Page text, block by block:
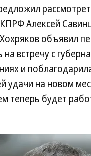
Алексей
объявил
встречу с
и
удачи на новом
теперь будет